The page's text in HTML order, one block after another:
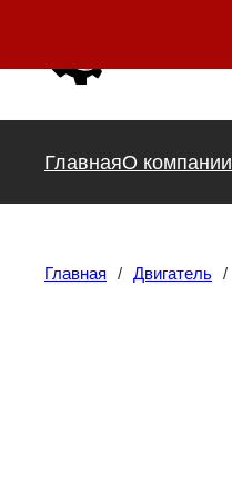
ГлавнаяО компании
Главная / Двигатель /